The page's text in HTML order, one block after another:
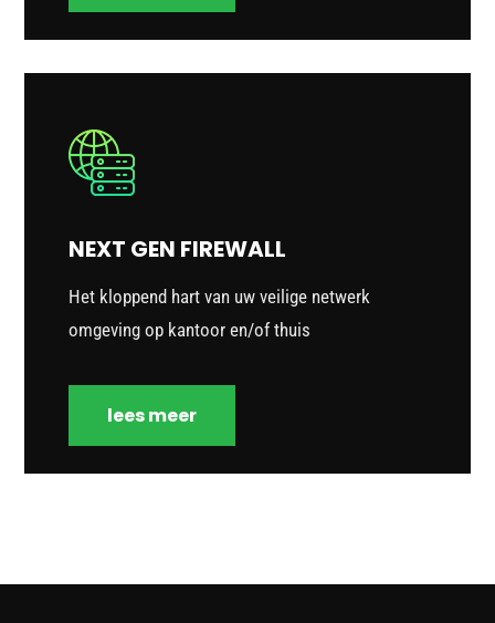
NEXT GEN FIREWALL
Het kloppend hart van uw veilige netwerk
omgeving op kantoor en/of thuis
lees meer